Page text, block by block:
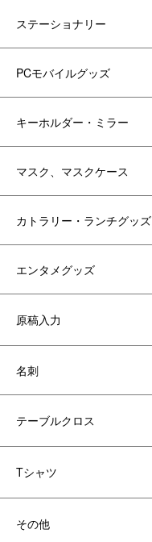
ステーショナリー
PCモバイルグッズ
キーホルダー・ミラー
マスク、マスクケース
カトラリー・ランチグッズ
エンタメグッズ
原稿入力
名刺
テーブルクロス
Tシャツ
その他